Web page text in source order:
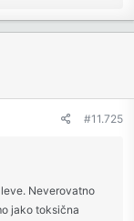
#11.725
Neverovatno
jako toksična